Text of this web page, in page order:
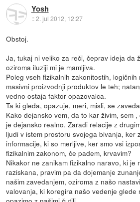
Yosh
::2. jul 2012, 12:27
Obstoj.
Ja, tukaj ni veliko za reči, čeprav ideja da
oziroma iluziji mi je mamljiva.
Poleg vseh fizikalnih zakonitostih,
masivni proizvodnji produktov le teh;
vedno ostaja faktor opazovalca.
Ta ki gleda, opazuje, meri, misli, se
Kako dejansko vem, da to kar živim, sem
je dejansko realno. Zaradi relacije z
ljudi v istem prostoru svojega bivanja, ker
informacije, ki so merljive, ker smo vsi
fizikalnim zakonom, če padem, krvavim?
Nikakor ne zanikam fizikalno naravo, ki je
raziskana, pravim pa da dojemanje
našim zavedanjem, oziroma z našo
valovanja, ki koregira našo vedenje glede